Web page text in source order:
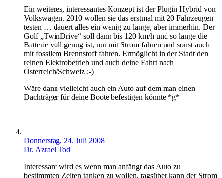
Ein weiteres, interessantes Konzept ist der Plugin Hybrid von
Volkswagen. 2010 wollen sie das erstmal mit 20 Fahrzeugen
testen … dauert alles ein wenig zu lange, aber immerhin. Der
Golf „TwinDrive“ soll dann bis 120 km/h und so lange die
Batterie voll genug ist, nur mit Strom fahren und sonst auch
mit fossilem Brennstoff fahren. Ermöglicht in der Stadt den
reinen Elektrobetrieb und auch deine Fahrt nach
Österreich/Schweiz ;-)
Wäre dann vielleicht auch ein Auto auf dem man einen
Dachträger für deine Boote befestigen könnte *g*
Donnerstag, 24. Juli 2008
Dr. Azrael Tod
Interessant wird es wenn man anfängt das Auto zu
bestimmten Zeiten tanken zu wollen, tagsüber kann der Strom